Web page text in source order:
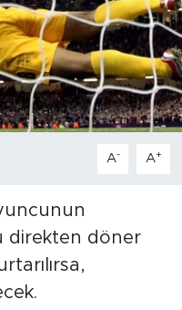
A- A+
direkten döner